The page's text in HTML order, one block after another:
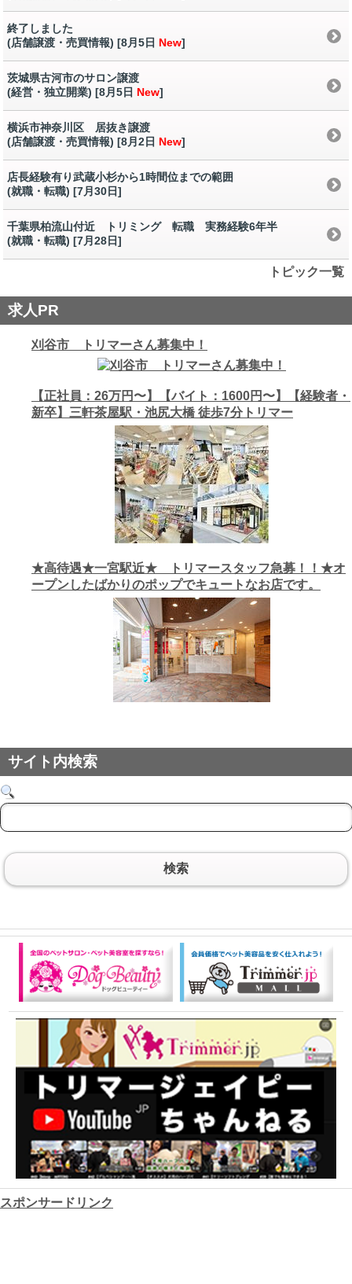
終了しました
(店舗譲渡・売買情報) [8月5日 New]
茨城県古河市のサロン譲渡
(経営・独立開業) [8月5日 New]
横浜市神奈川区 居抜き譲渡
(店舗譲渡・売買情報) [8月2日 New]
店長経験有り武蔵小杉から1時間位までの範囲
(就職・転職) [7月30日]
千葉県柏流山付近 トリミング 転職 実務経験6年半
(就職・転職) [7月28日]
トピック一覧
求人PR
刈谷市 トリマーさん募集中！
【正社員：26万円〜】【バイト：1600円〜】【経験者・
新卒】三軒茶屋駅・池尻大橋 徒歩7分トリマー
★高待遇★一宮駅近★ トリマースタッフ急募！！★オ
ープンしたばかりのポップでキュートなお店です。
サイト内検索
検索
スポンサードリンク